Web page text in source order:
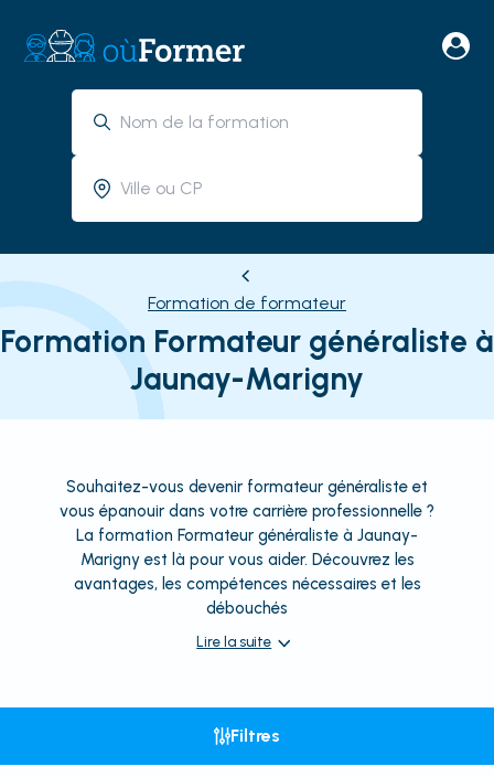
Formation de formateur
Formation Formateur généraliste à
Jaunay-Marigny
Souhaitez-vous devenir formateur généraliste et
vous épanouir dans votre carrière professionnelle ?
La formation Formateur généraliste à Jaunay-
Marigny est là pour vous aider. Découvrez les
avantages, les compétences nécessaires et les
débouchés
Lire la suite
Filtres